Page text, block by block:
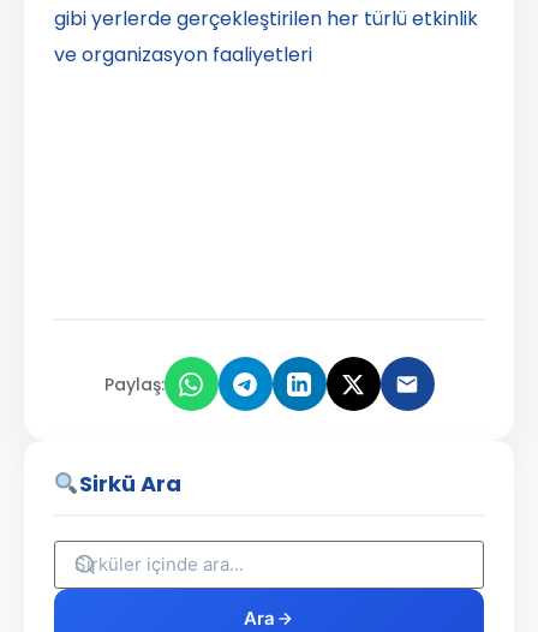
gibi yerlerde gerçekleştirilen her türlü etkinlik
ve organizasyon faaliyetleri
Paylaş:
Sirkü Ara
Ara